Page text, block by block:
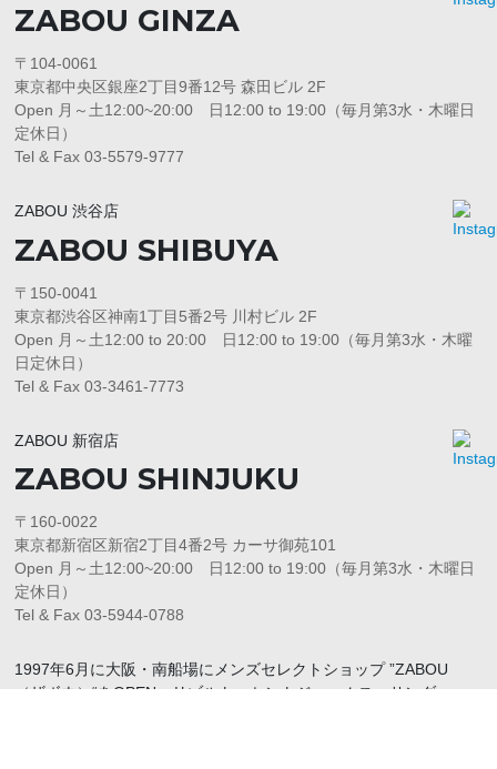
ZABOU GINZA
〒104-0061
東京都中央区銀座2丁目9番12号 森田ビル 2F
Open 月～土12:00~20:00 日12:00 to 19:00（毎月第3水・木曜日
定休日）
Tel & Fax 03-5579-9777
ZABOU 渋谷店
ZABOU SHIBUYA
〒150-0041
東京都渋谷区神南1丁目5番2号 川村ビル 2F
Open 月～土12:00 to 20:00 日12:00 to 19:00（毎月第3水・木曜
日定休日）
Tel & Fax 03-3461-7773
ZABOU 新宿店
ZABOU SHINJUKU
〒160-0022
東京都新宿区新宿2丁目4番2号 カーサ御苑101
Open 月～土12:00~20:00 日12:00 to 19:00（毎月第3水・木曜日
定休日）
Tel & Fax 03-5944-0788
1997年6月に大阪・南船場にメンズセレクトショップ ”ZABOU
（ザボウ）“をOPEN。リゾルト、セントジェームス、サンダー